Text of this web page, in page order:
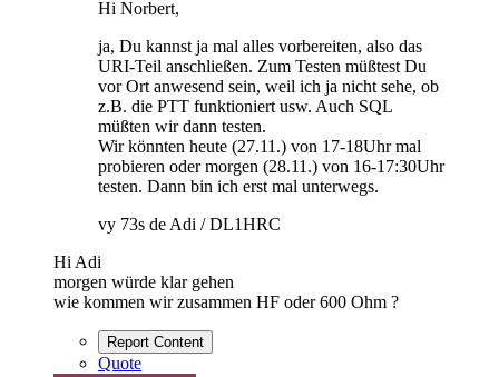
Hi Norbert,
ja, Du kannst ja mal alles vorbereiten, also das
URI-Teil anschließen. Zum Testen müßtest Du
vor Ort anwesend sein, weil ich ja nicht sehe, ob
z.B. die PTT funktioniert usw. Auch SQL
müßten wir dann testen.
Wir könnten heute (27.11.) von 17-18Uhr mal
probieren oder morgen (28.11.) von 16-17:30Uhr
testen. Dann bin ich erst mal unterwegs.
vy 73s de Adi / DL1HRC
Hi Adi
morgen würde klar gehen
wie kommen wir zusammen HF oder 600 Ohm ?
Report Content
Quote